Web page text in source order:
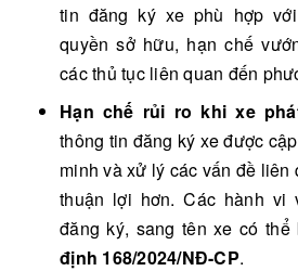
tin đăng ký xe phù hợp
quyền sở hữu, hạn chế
các thủ tục liên quan đến
Hạn chế rủi ro khi xe
thông tin đăng ký xe được
minh và xử lý các vấn đề
thuận lợi hơn. Các hành vi
đăng ký, sang tên xe có
định 168/2024/NĐ-CP.